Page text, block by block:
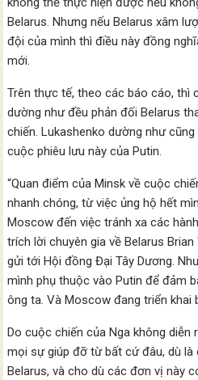
Belarus. Nhưng nếu Belarus xâm
đội của mình thì điều này đồng
mới.
Trên thực tế, theo các báo cáo, thì
dường như đều phản đối Belarus
chiến. Lukashenko dường như
cuộc phiêu lưu này của Putin.
“Quan điểm của Minsk về cuộc
nhanh chóng, từ việc ủng hộ hết
Moscow đến việc tránh xa các
trích lời chuyên gia về Belarus
gửi tới Hội đồng Đại Tây Dương.
mình phụ thuộc vào Putin để đảm
ông ta. Và Moscow đang triển khai
Do cuộc chiến của Nga không diễn
mọi sự giúp đỡ từ bất cứ đâu, dù là
Belarus, và cho dù các đơn vị này